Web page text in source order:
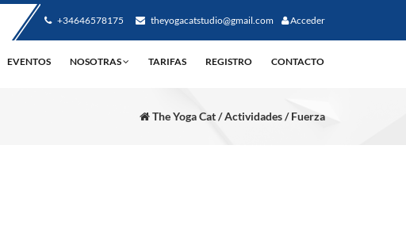
+34646578175 theyogacatstudio@gmail.com Acceder
EVENTOS NOSOTRAS TARIFAS REGISTRO CONTACTO
The Yoga Cat / Actividades / Fuerza